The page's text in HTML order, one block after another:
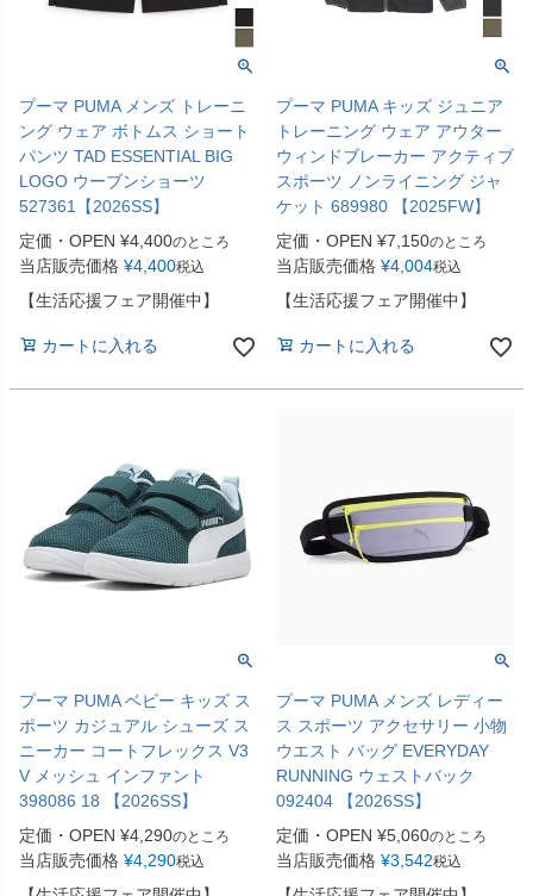
プーマ PUMA メンズ トレーニ
ング ウェア ボトムス ショート
パンツ TAD ESSENTIAL BIG
LOGO ウーブンショーツ
527361【2026SS】
定価・OPEN ¥4,400のところ
当店販売価格 ¥4,400税込
【生活応援フェア開催中】
カートに入れる
プーマ PUMA キッズ ジュニア
トレーニング ウェア アウター
ウィンドブレーカー アクティブ
スポーツ ノンライニング ジャ
ケット 689980 【2025FW】
定価・OPEN ¥7,150のところ
当店販売価格 ¥4,004税込
【生活応援フェア開催中】
カートに入れる
プーマ PUMA ベビー キッズ ス
ポーツ カジュアル シューズ ス
ニーカー コートフレックス V3
V メッシュ インファント
398086 18 【2026SS】
定価・OPEN ¥4,290のところ
当店販売価格 ¥4,290税込
プーマ PUMA メンズ レディー
ス スポーツ アクセサリー 小物
ウエスト バッグ EVERYDAY
RUNNING ウェストバック
092404 【2026SS】
定価・OPEN ¥5,060のところ
当店販売価格 ¥3,542税込